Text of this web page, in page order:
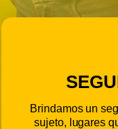
Brindamos un
sujeto, lugares